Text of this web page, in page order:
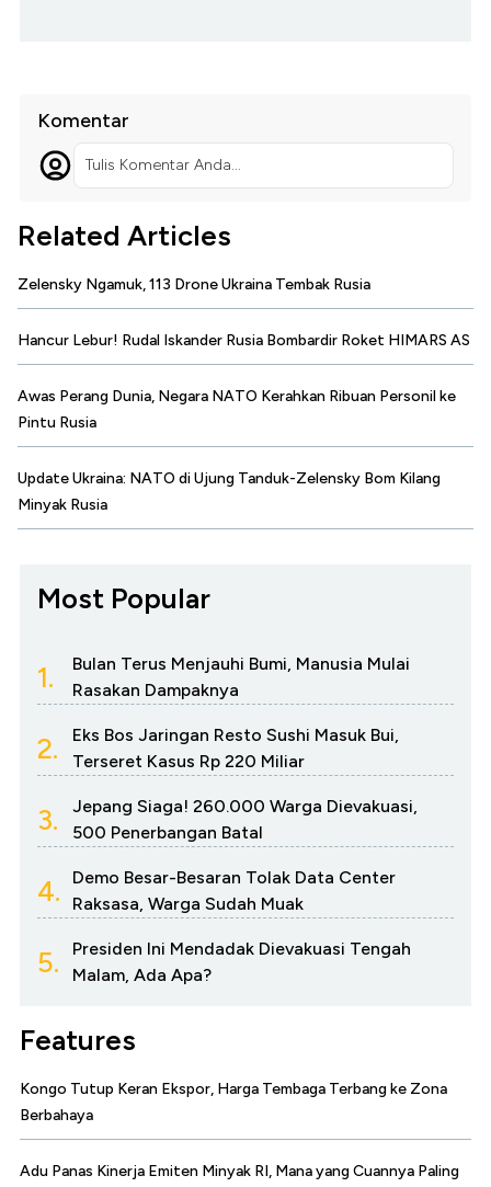
Komentar
Tulis Komentar Anda...
Related Articles
Zelensky Ngamuk, 113 Drone Ukraina Tembak Rusia
Hancur Lebur! Rudal Iskander Rusia Bombardir Roket HIMARS AS
Awas Perang Dunia, Negara NATO Kerahkan Ribuan Personil ke
Pintu Rusia
Update Ukraina: NATO di Ujung Tanduk-Zelensky Bom Kilang
Minyak Rusia
Most Popular
1.
Bulan Terus Menjauhi Bumi, Manusia Mulai
Rasakan Dampaknya
2.
Eks Bos Jaringan Resto Sushi Masuk Bui,
Terseret Kasus Rp 220 Miliar
3.
Jepang Siaga! 260.000 Warga Dievakuasi,
500 Penerbangan Batal
4.
Demo Besar-Besaran Tolak Data Center
Raksasa, Warga Sudah Muak
5.
Presiden Ini Mendadak Dievakuasi Tengah
Malam, Ada Apa?
Features
Kongo Tutup Keran Ekspor, Harga Tembaga Terbang ke Zona
Berbahaya
Adu Panas Kinerja Emiten Minyak RI, Mana yang Cuannya Paling